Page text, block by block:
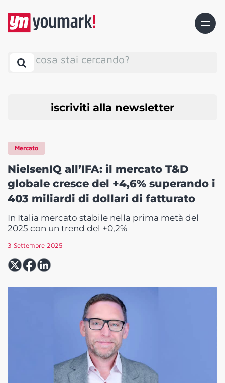
cosa stai cercando?
iscriviti alla newsletter
Mercato
NielsenIQ all’IFA: il mercato T&D
globale cresce del +4,6% superando i
403 miliardi di dollari di fatturato
In Italia mercato stabile nella prima metà del
2025 con un trend del +0,2%
3 Settembre 2025